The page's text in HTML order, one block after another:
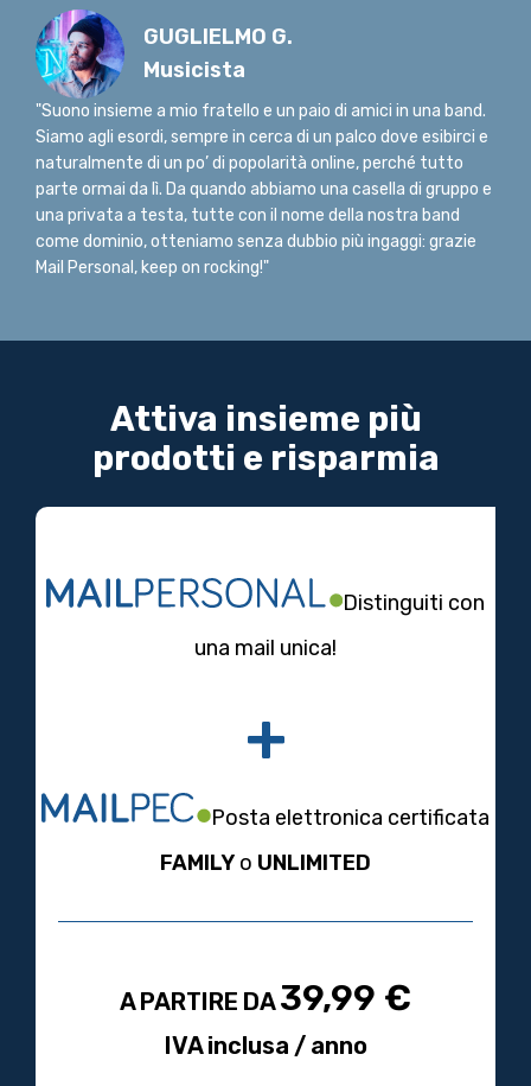
GUGLIELMO G.
Musicista
"Suono insieme a mio fratello e un paio di amici in una band.
Siamo agli esordi, sempre in cerca di un palco dove esibirci e
naturalmente di un po’ di popolarità online, perché tutto
parte ormai da lì. Da quando abbiamo una casella di gruppo e
una privata a testa, tutte con il nome della nostra band
come dominio, otteniamo senza dubbio più ingaggi: grazie
Mail Personal, keep on rocking!"
Attiva insieme più
prodotti e risparmia
Distinguiti con
una mail unica!
+
Posta elettronica certificata
FAMILY o UNLIMITED
A PARTIRE DA39,99 €
IVA inclusa / anno